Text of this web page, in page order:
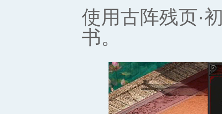
使用古阵残页·
书。